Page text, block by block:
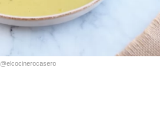
@elcocinerocasero